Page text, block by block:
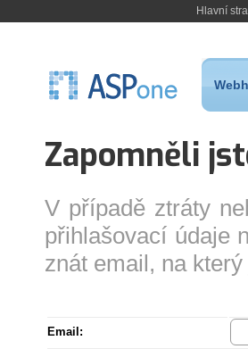
Hlavní
Zapomněli
V případě ztráty
přihlašovací údaje
znát email, na
Email: